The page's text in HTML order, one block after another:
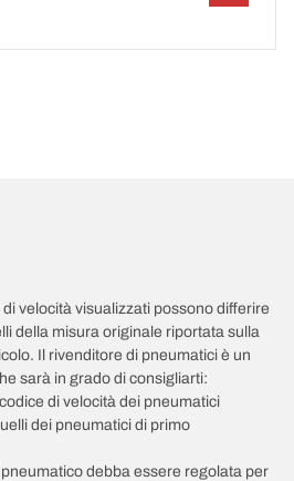
di velocità visualizzati possono differire
della misura originale riportata sulla
Il rivenditore di pneumatici è un
sarà in grado di consigliarti:
di velocità dei pneumatici
dei pneumatici di primo
debba essere regolata per